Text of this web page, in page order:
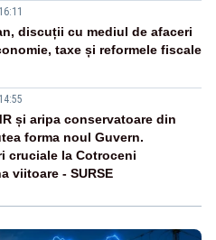
discuții cu mediul de afaceri
taxe și reformele fiscale
și aripa conservatoare din
forma noul Guvern.
cruciale la Cotroceni
viitoare - SURSE